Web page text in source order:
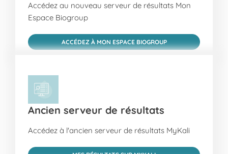
Accédez au nouveau serveur de résultats Mon
Espace Biogroup
ACCÉDEZ À MON ESPACE BIOGROUP
Ancien serveur de résultats
Accédez à l'ancien serveur de résultats MyKali